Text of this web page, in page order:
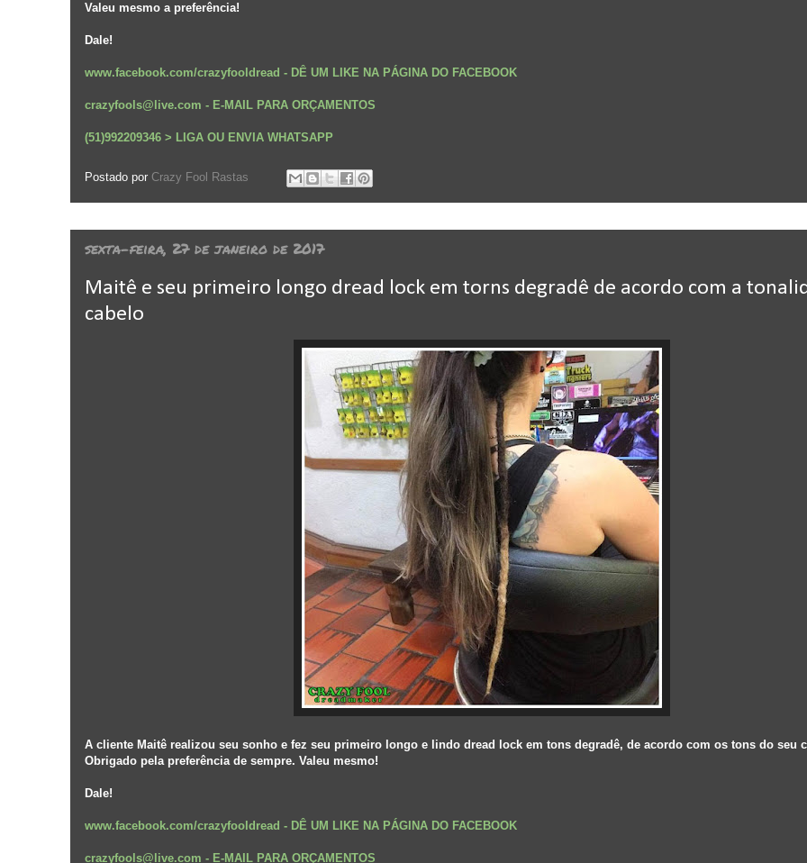
Valeu mesmo a preferência!
Dale!
www.facebook.com/crazyfooldread - DÊ UM LIKE NA PÁGINA DO FACEBOOK
crazyfools@live.com - E-MAIL PARA ORÇAMENTOS
(51)992209346 > LIGA OU ENVIA WHATSAPP
Postado por Crazy Fool Rastas
sexta-feira, 27 de janeiro de 2017
Maitê e seu primeiro longo dread lock em torns degradê de acordo com a
cabelo
A cliente Maitê realizou seu sonho e fez seu primeiro longo e lindo dread lock em tons degradê, de acordo com os tons do seu
Obrigado pela preferência de sempre. Valeu mesmo!
Dale!
www.facebook.com/crazyfooldread - DÊ UM LIKE NA PÁGINA DO FACEBOOK
crazyfools@live.com - E-MAIL PARA ORÇAMENTOS